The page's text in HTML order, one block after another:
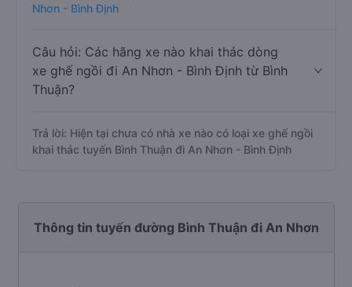
Nhơn - Bình Định
Câu hỏi: Các hãng xe nào khai thác dòng
xe ghế ngồi đi An Nhơn - Bình Định từ Bình
Thuận?
Trả lời: Hiện tại chưa có nhà xe nào có loại xe ghế ngồi
khai thác tuyến Bình Thuận đi An Nhơn - Bình Định
Thông tin tuyến đường Bình Thuận đi An Nhơn